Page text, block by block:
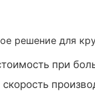
решение для
при